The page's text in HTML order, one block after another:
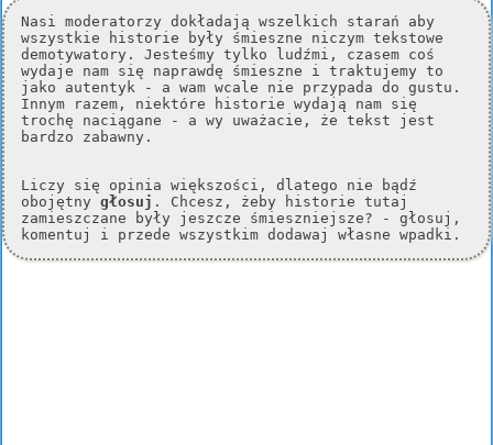
Nasi moderatorzy dokładają wszelkich starań aby
wszystkie historie były śmieszne niczym tekstowe
demotywatory. Jesteśmy tylko ludźmi, czasem coś
wydaje nam się naprawdę śmieszne i traktujemy to
jako autentyk - a wam wcale nie przypada do gustu.
Innym razem, niektóre historie wydają nam się
trochę naciągane - a wy uważacie, że tekst jest
bardzo zabawny.
Liczy się opinia większości, dlatego nie bądź
obojętny głosuj . Chcesz, żeby historie tutaj
zamieszczane były jeszcze śmieszniejsze? - głosuj,
komentuj i przede wszystkim dodawaj własne wpadki.